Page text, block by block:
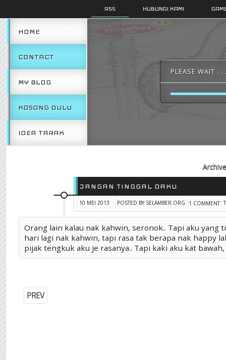
RSS HUBUNGI KAMI
HOME
CONTACT
MY BLOG
KOSONG DULU
IDEA TARAK
PLEASE WAIT . .
JANGAN TINGGAL DAKU
10 MEI 2013 POSTED BY SELAMBER.ORG 1 COMMENT
Orang lain kalau nak kahwin, seronok.. Tapi aku yang
hari lagi nak kahwin, tapi rasa tak berapa nak happy
pijak tengkuk aku je rasanya.. Tapi kaki aku kat bawah,
PREV